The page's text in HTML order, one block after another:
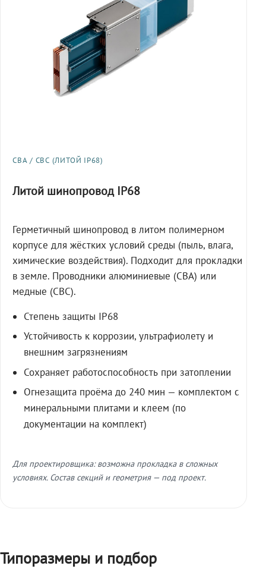
СВА / СВС (ЛИТОЙ IP68)
Литой шинопровод IP68
Герметичный шинопровод в литом полимерном
корпусе для жёстких условий среды (пыль, влага,
химические воздействия). Подходит для прокладки
в земле. Проводники алюминиевые (СВА) или
медные (СВС).
Степень защиты IP68
Устойчивость к коррозии, ультрафиолету и
внешним загрязнениям
Сохраняет работоспособность при затоплении
Огнезащита проёма до 240 мин — комплектом с
минеральными плитами и клеем (по
документации на комплект)
Для проектировщика: возможна прокладка в сложных
условиях. Состав секций и геометрия — под проект.
Типоразмеры и подбор